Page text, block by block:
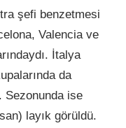
şefi benzetmesi
Valencia ve
İtalya
da
Sezonunda ise
layık görüldü.